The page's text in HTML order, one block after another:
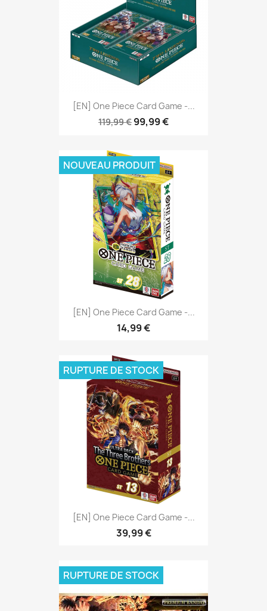
[EN] One Piece Card Game -...
119,99 € 99,99 €
[EN] One Piece Card Game -...
14,99 €
NOUVEAU PRODUIT
[EN] One Piece Card Game -...
39,99 €
RUPTURE DE STOCK
RUPTURE DE STOCK